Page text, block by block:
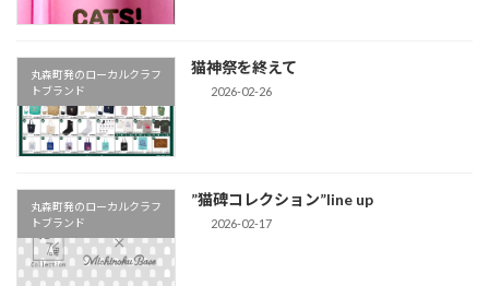
丸森町発のローカルクラフ
トブランド
猫神祭を終えて
2026-02-26
丸森町発のローカルクラフ
トブランド
”猫碑コレクション”line up
2026-02-17